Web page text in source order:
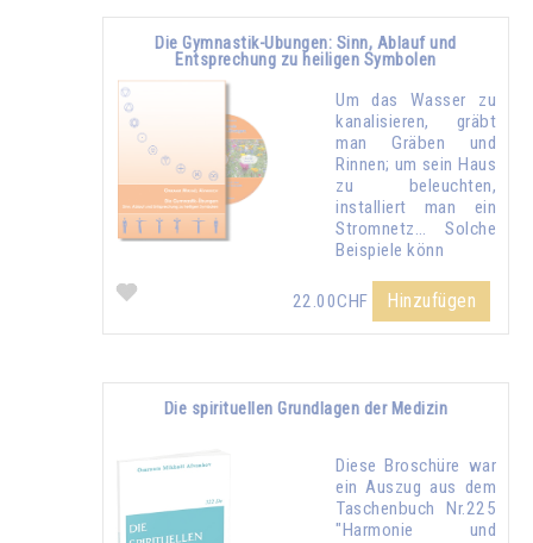
Die Gymnastik-Übungen: Sinn, Ablauf und
Entsprechung zu heiligen Symbolen
Um das Wasser zu
kanalisieren, gräbt
man Gräben und
Rinnen; um sein Haus
zu beleuchten,
installiert man ein
Stromnetz… Solche
Beispiele könn
22.00CHF Hinzufügen
Die spirituellen Grundlagen der Medizin
Diese Broschüre war
ein Auszug aus dem
Taschenbuch Nr.225
"Harmonie und